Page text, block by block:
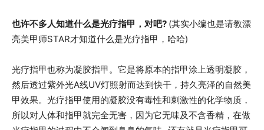
也许不多人知道什么是光疗指甲，对吧? (其实小编也是请教漂
亮美甲师STAR才知道什么是光疗指甲，哈哈)
光疗指甲也称为凝胶指甲。它是将原本的指甲涂上透明凝胶，
然后透过紫外光A线UV灯照射而达到快干，持久亮泽的自然美
甲效果。光疗指甲使用的凝胶没有毒性和刺激性的化学物质，
所以对人体和指甲就完全无害，因为它无味及不含香精，在做